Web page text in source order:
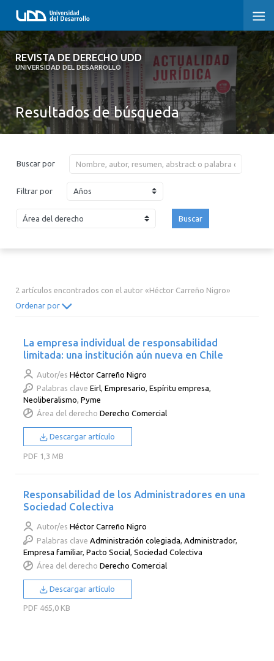
REVISTA DE DERECHO UDD
UNIVERSIDAD DEL DESARROLLO
REVISTA DE DERECHO UDD
INICIO
ACERCA DE LA REVISTA
CONVOCATORIA
CONTACTO Y SUSCRIPCIÓN
Resultados de búsqueda
Buscar por
Filtrar por Años
2002 2001
Buscar
2 artículos encontrados con el autor «Héctor Carreño Nigro»
Ordenar por
La empresa individual de responsabilidad
limitada: una institución aún nueva en Chile
Autor/es Héctor Carreño Nigro
Palabras clave Eirl,Empresario,Espíritu empresa,
Neoliberalismo,Pyme
Área del derecho Derecho Comercial
Descargar artículo
PDF 1,3 MB
Responsabilidad de los Administradores en una
Sociedad Colectiva
Autor/es Héctor Carreño Nigro
Palabras clave Administración colegiada Administrador,
Empresa familiar,Pacto Social ,Sociedad Colectiva
Área del derecho Derecho Comercial
Descargar artículo
PDF 465,0 KB